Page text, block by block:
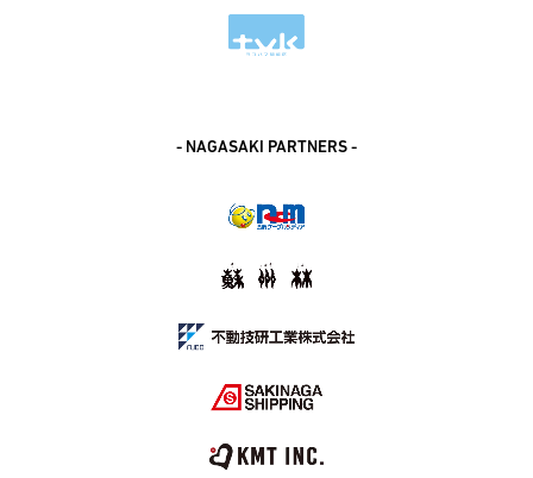
- NAGASAKI PARTNERS -